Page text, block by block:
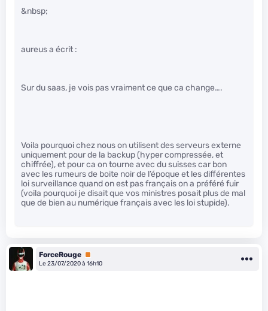
&nbsp;
aureus a écrit :
Sur du saas, je vois pas vraiment ce que ca change….
Voila pourquoi chez nous on utilisent des serveurs externe
uniquement pour de la backup (hyper compressée, et
chiffrée), et pour ca on tourne avec du suisses car bon
avec les rumeurs de boite noir de l’époque et les différentes
loi surveillance quand on est pas français on a préféré fuir
(voila pourquoi je disait que vos ministres posait plus de mal
que de bien au numérique français avec les loi stupide).
ForceRouge Premium
Le 23/07/2020 à 16h10